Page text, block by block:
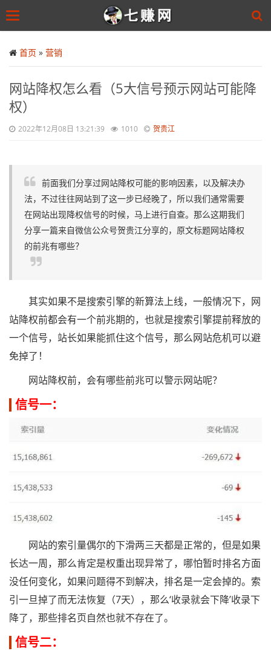
to
main
Toggle
首页 » 营销
网站降权怎么看（5大信号预示网站可能降
权）
2022年12月08日 13:21:39 1010 贺贵江
前面我们分享过网站降权可能的影响因素，以及解决办
法，不过往往网站到了这一步已经晚了，所以我们通常需要
在网站出现降权信号的时候，马上进行自查。那么这期我们
分享一篇来自微信公众号贺贵江分享的，原文标题网站降权
的前兆有哪些？
其实如果不是搜索引擎的新算法上线，一般情况下，网
站降权前都会有一个前兆期的，也就是搜索引擎提前释放的
一个信号，站长如果能抓住这个信号，那么网站危机可以避
免掉了！
网站降权前，会有哪些前兆可以警示网站呢？
信号一：
网站的索引量偶尔的下滑两三天都是正常的，但是如果
长达一周，那么肯定是权重出现异常了，哪怕暂时排名方面
没任何变化，如果问题得不到解决，排名是一定会掉的。索
引一旦掉了而无法恢复（7天），那么‘收录就会下降’收录下
降了，那些排名页自然也就不存在了。
信号二：